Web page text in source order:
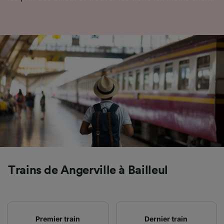
Trains de Angerville à Bailleul
Premier train Dernier train
performance des publicités et du contenu,
études d’audience et développement de
services.
Liste de nos partenaires (fournisseurs)